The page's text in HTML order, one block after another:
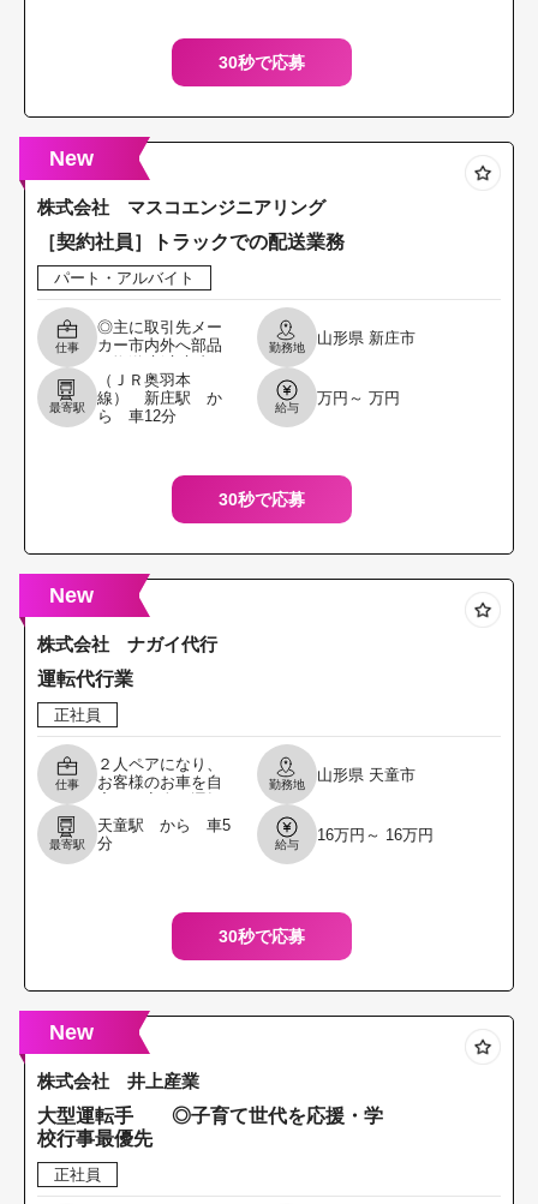
30秒で応募
New
株式会社 マスコエンジニアリング
［契約社員］トラックでの配送業務
パート・アルバイト
仕事
◎主に取引先メー
カー市内外へ部品
場間部品配送 など
※６ヶ月毎の契約
更新あり 変更範
勤務地
山形県 新庄市
最寄駅
（ＪＲ奥羽本
線） 新庄駅 か
ら 車12分
給与
万円～ 万円
30秒で応募
New
株式会社 ナガイ代行
運転代行業
正社員
仕事
２人ペアになり、
お客様のお車を自
するお仕事です。
客車または随伴車
の運転を担当して
勤務地
山形県 天童市
最寄駅
天童駅 から 車5
分
給与
16万円～ 16万円
30秒で応募
New
株式会社 井上産業
大型運転手 ◎子育て世代を応援・学
校行事最優先
正社員